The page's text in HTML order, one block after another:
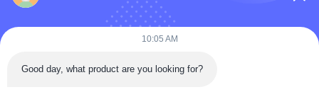
Rumah Produk Tentang Kami
Kontrol Kualitas
Hubungi Kami
Permintaan Penawaran
10:05 AM
Good day, what product are you looking for?